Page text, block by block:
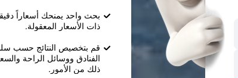
بحث واحد يمنحك أسعاراً
ذات الأسعار المعقولة.
قم بتخصيص النتائج حسب
الفنادق ووسائل الراحة
ذلك من الأمور.